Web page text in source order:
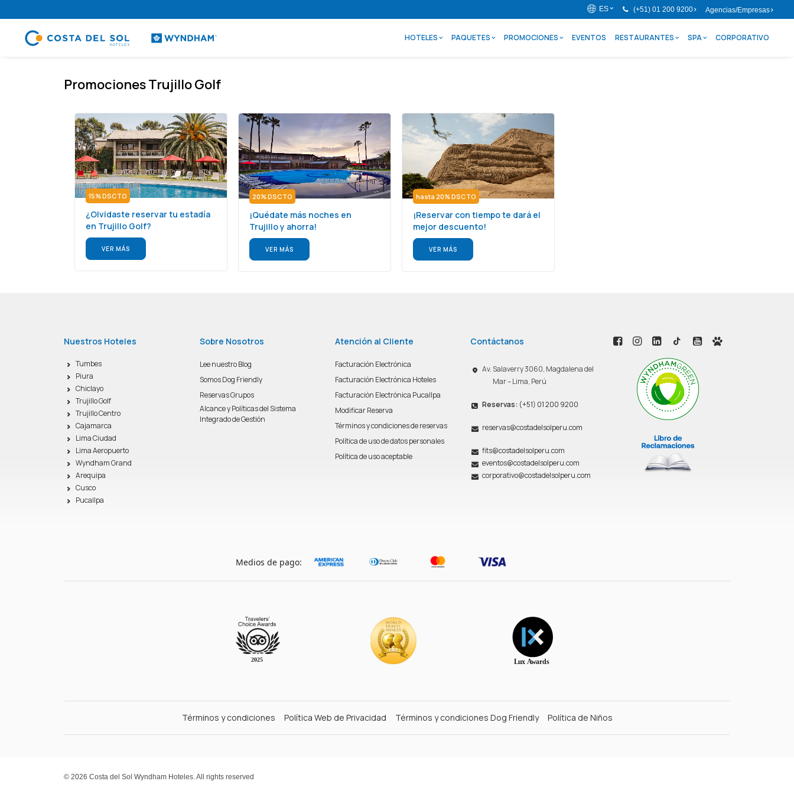
ES (+51) 01 200 9200 Agencias/Empresas
HOTELES PAQUETES PROMOCIONES EVENTOS RESTAURANTES SPA CORPORATIVO
Promociones Trujillo Golf
¿Olvidaste reservar tu estadía
en Trujillo Golf?
15% DSCTO
VER MÁS
¡Quédate más noches en
Trujillo y ahorra!
20% DSCTO
VER MÁS
¡Reservar con tiempo te dará el
mejor descuento!
hasta 20% DSCTO
VER MÁS
Nuestros Hoteles
Tumbes
Piura
Chiclayo
Trujillo Golf
Trujillo Centro
Cajamarca
Lima Ciudad
Lima Aeropuerto
Wyndham Grand
Arequipa
Cusco
Pucallpa
Sobre Nosotros
Lee nuestro Blog
Somos Dog Friendly
Reservas Grupos
Alcance y Políticas del Sistema
Integrado de Gestión
Atención al Cliente
Facturación Electrónica
Facturación Electrónica Hoteles
Facturación Electrónica Pucallpa
Modificar Reserva
Términos y condiciones de reservas
Política de uso de datos personales
Política de uso aceptable
Contáctanos
Av. Salaverry 3060, Magdalena del
Mar – Lima, Perú
Reservas: (+51) 01 200 9200
reservas@costadelsolperu.com
fits@costadelsolperu.com
eventos@costadelsolperu.com
corporativo@costadelsolperu.com
Medios de pago:
Términos y condiciones Política Web de Privacidad Términos y condiciones Dog Friendly Política de Niños
© 2026 Costa del Sol Wyndham Hoteles. All rights reserved